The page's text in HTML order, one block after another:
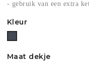
- gebruik van een extra
Kleur
Zwart
Maat dekje